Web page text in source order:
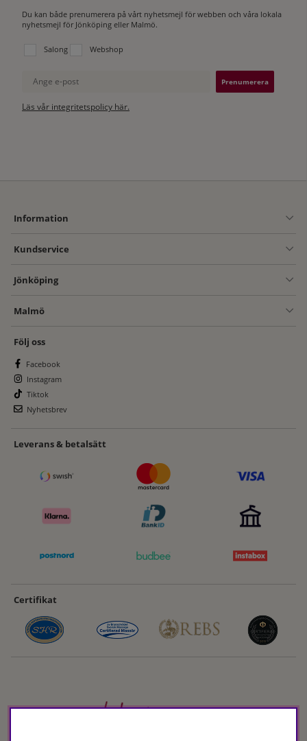
Du kan både prenumerera på vårt nyhetsmejl för webben och våra lokala
nyhetsmejl för Jönköping eller Malmö.
Välj vilken lista du vill prenumerera på:
Salong Webshop
Ange e-post
Läs vår integritetspolicy här.
Information
Kundservice
Jönköping
Malmö
Följ oss
Facebook
Instagram
Tiktok
Nyhetsbrev
Leverans & betalsätt
Certifikat